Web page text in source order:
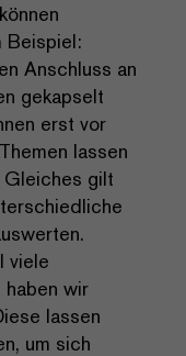
Beispiel:
Anschluss an
gekapselt
erst vor
lassen
gilt
viele
wir
lassen
um sich